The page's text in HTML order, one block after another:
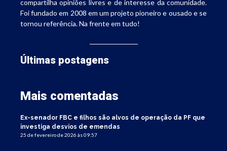
compartilha opiniões livres e de interesse da comunidade.
Foi fundado em 2008 em um projeto pioneiro e ousado e se
tornou referência. Na frente em tudo!
Últimas postagens
Mais comentadas
Ex-senador FBC e filhos são alvos de operação da PF que
investiga desvios de emendas
25 de fevereiro de 2026 às 09:57